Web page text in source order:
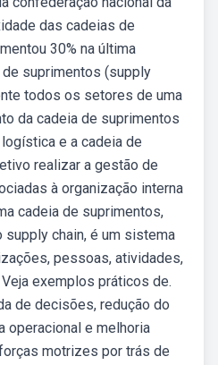
das cadeias de
30% na última
suprimentos (supply
todos os setores de uma
da cadeia de suprimentos
e a cadeia de
realizar a gestão de
à organização interna
cadeia de suprimentos,
chain, é um sistema
pessoas, atividades,
exemplos práticos de.
de decisões, redução do
operacional e melhoria
motrizes por trás de